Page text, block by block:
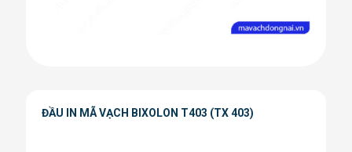
ĐẦU IN MÃ VẠCH BIXOLON T403 (TX 403)